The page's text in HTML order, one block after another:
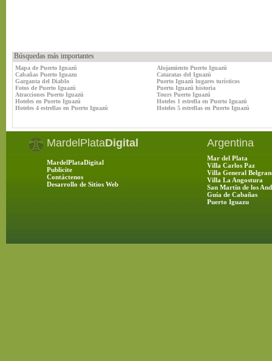
Búsquedas más importantes
Mapa de Puerto Iguazú
Alojamiento Puerto Iguazú
Cabañas Puerto Iguazu
Cataratas del Iguazú
Garganta del Diablo
Puerto Iguazú lugares turísticos
Fotos de Puerto Iguazú
Puerto Iguazú historia
Atracciones Puerto Iguazú
Tours Puerto Iguazú
Hoteles en Puerto Iguazú
Hoteles 1 estrella en Puerto Iguazú
Hoteles 4 estrellas en Puerto Iguazú
Hoteles 5 estrellas en Puerto Iguazú
MardelPlataDigital
MardelPlataDigital
Publicite
Contáctenos
Desarrollo de Sitios Web
Argentina
Mar del Plata
Villa Carlos Paz
Villa General
Villa La Angostura
San Martín de los
Guía de Cabañas
Puerto Iguazu